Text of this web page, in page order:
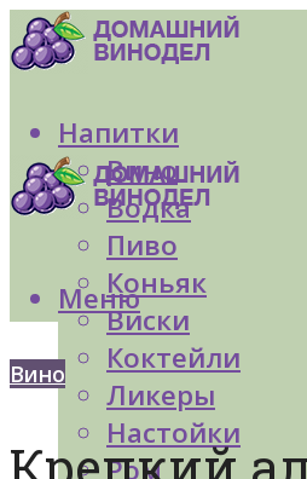
Напитки
Вино
Водка
Пиво
Коньяк
Виски
Коктейли
Ликеры
Настойки
Ром
Меню
Вино